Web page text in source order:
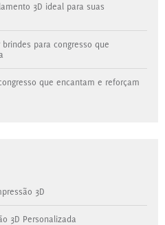
3D ideal para suas
para congresso que
que encantam e reforçam
3D
3D Personalizada